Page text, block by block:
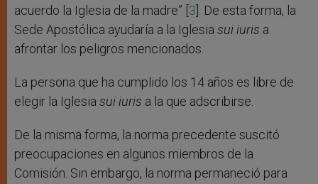
acuerdo la Iglesia de la madre” [ 3 ]. De esta forma, la
Sede Apostólica ayudaría a la Iglesia sui iuris a
afrontar los peligros mencionados.
La persona que ha cumplido los 14 años es libre de
elegir la Iglesia sui iuris a la que adscribirse.
De la misma forma, la norma precedente suscitó
preocupaciones en algunos miembros de la
Comisión. Sin embargo, la norma permaneció para